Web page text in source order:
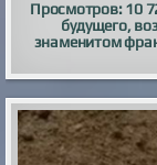
Просмотров: 10
будущего,
знаменитом